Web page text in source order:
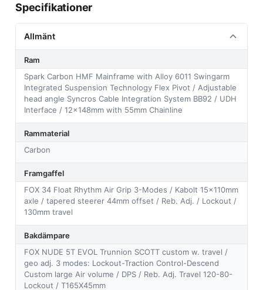
Specifikationer
Allmänt
Ram
Spark Carbon HMF Mainframe with Alloy 6011 Swingarm
Integrated Suspension Technology Flex Pivot / Adjustable
head angle Syncros Cable Integration System BB92 / UDH
Interface / 12x148mm with 55mm Chainline
Rammaterial
Carbon
Framgaffel
FOX 34 Float Rhythm Air Grip 3-Modes / Kabolt 15x110mm
axle / tapered steerer 44mm offset / Reb. Adj. / Lockout /
130mm travel
Bakdämpare
FOX NUDE 5T EVOL Trunnion SCOTT custom w. travel /
geo adj. 3 modes: Lockout-Traction Control-Descend
Custom large Air volume / DPS / Reb. Adj. Travel 120-80-
Lockout / T165X45mm